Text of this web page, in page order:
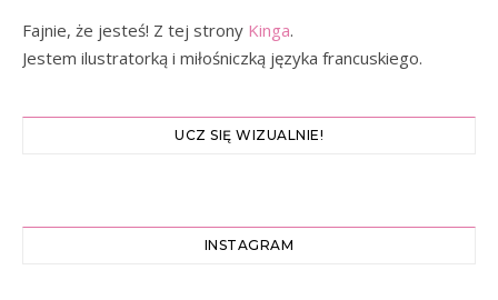
Fajnie, że jesteś! Z tej strony Kinga.
Jestem ilustratorką i miłośniczką języka francuskiego.
UCZ SIĘ WIZUALNIE!
INSTAGRAM